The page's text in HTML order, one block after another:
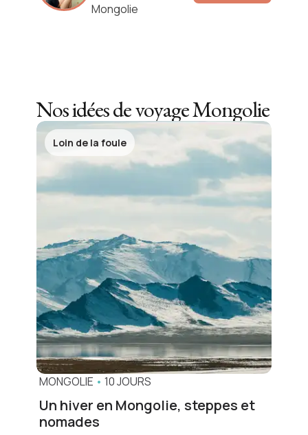
Mongolie
Nos idées de voyageMongolie
Loin de la foule
MONGOLIE • 10 JOURS
Un hiver en Mongolie, steppes et
nomades